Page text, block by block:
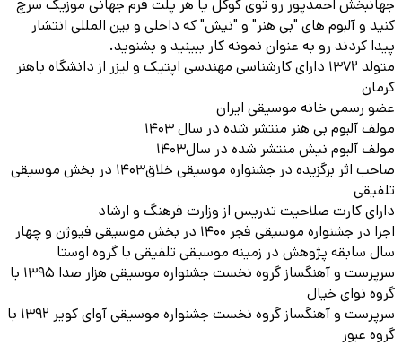
جهانبخش احمدپور رو توی گوگل یا هر پلت فرم جهانی موزیک سرچ
کنید و آلبوم های "بی هنر" و "نیش" که داخلی و بین المللی انتشار
پیدا کردند رو به عنوان نمونه کار ببینید و بشنوید.
متولد ۱۳۷۲ دارای کارشناسی مهندسی اپتیک و لیزر از دانشگاه باهنر
کرمان
عضو رسمی خانه موسیقی ایران
مولف آلبوم بی هنر منتشر شده در سال ۱۴۰۳
مولف آلبوم نیش منتشر شده در سال۱۴۰۳
صاحب اثر برگزیده در جشنواره موسیقی خلاق۱۴۰۳ در بخش موسیقی
تلفیقی
دارای کارت صلاحیت تدریس از وزارت فرهنگ و ارشاد
اجرا در جشنواره موسیقی فجر ۱۴۰۰ در بخش موسیقی فیوژن و چهار
سال سابقه پژوهش در زمینه موسیقی تلفیقی با گروه اوستا
سرپرست و آهنگساز گروه نخست جشنواره موسیقی هزار صدا ۱۳۹۵ با
گروه نوای خیال
سرپرست و آهنگساز گروه نخست جشنواره موسیقی آوای کویر ۱۳۹۲ با
گروه عبور